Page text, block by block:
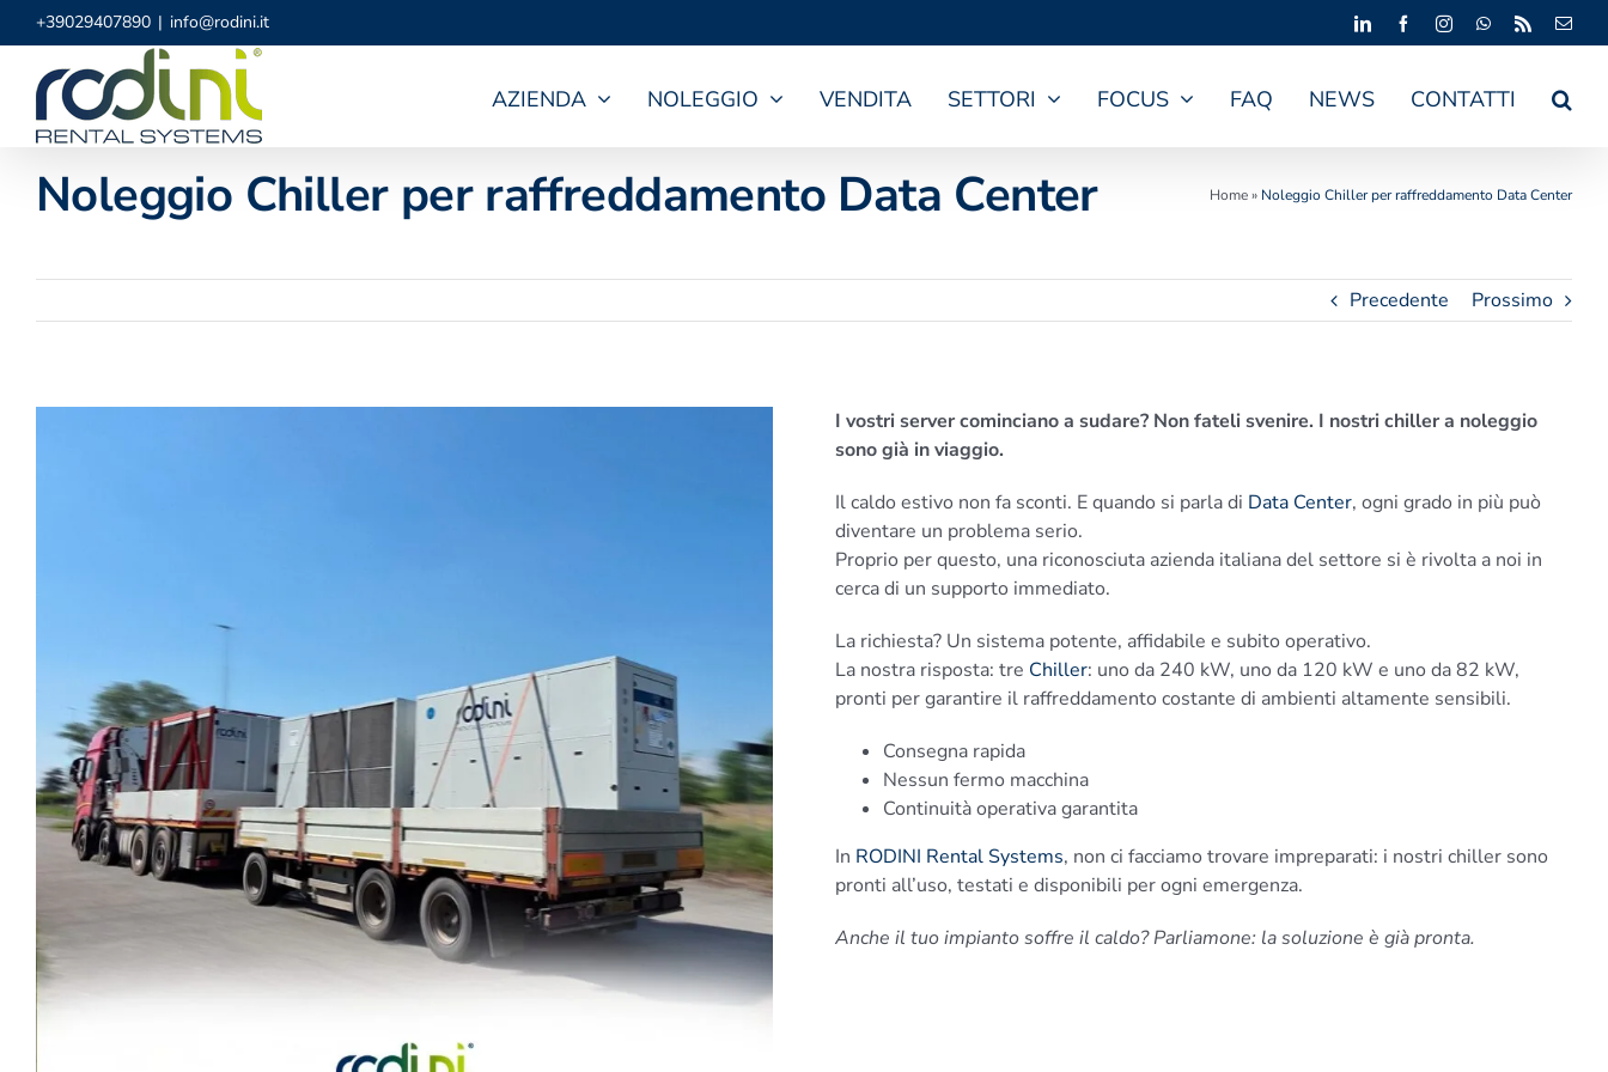
Salta
al
contenuto
+39029407890 | info@rodini.it LinkedInFacebookInstagramWhatsApp
Rss
AZIENDA NOLEGGIO VENDITA SETTORI FOCUS FAQ NEWS CONTATTI
Noleggio Chiller per raffreddamento Data Center Home» Noleggio Chiller per raffreddamento Data Center
Precedente Prossimo
I vostri server cominciano a sudare? Non fateli svenire. I nostri chiller a noleggio
sono già in viaggio.
Il caldo estivo non fa sconti. E quando si parla di Data Center, ogni grado in più può
diventare un problema serio.
Proprio per questo, una riconosciuta azienda italiana del settore si è rivolta a noi in
cerca di un supporto immediato.
La richiesta? Un sistema potente, affidabile e subito operativo.
La nostra risposta: tre Chiller: uno da 240 kW, uno da 120 kW e uno da 82 kW,
pronti per garantire il raffreddamento costante di ambienti altamente sensibili.
Consegna rapida
Nessun fermo macchina
Continuità operativa garantita
In RODINI Rental Systems, non ci facciamo trovare impreparati: i nostri chiller sono
pronti all’uso, testati e disponibili per ogni emergenza.
Anche il tuo impianto soffre il caldo? Parliamone: la soluzione è già pronta.